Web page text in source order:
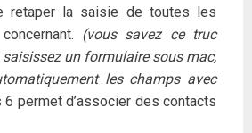
retaper la saisie de toutes les
(vous savez ce truc
un formulaire sous mac,
les champs avec
6 permet d’associer des contacts